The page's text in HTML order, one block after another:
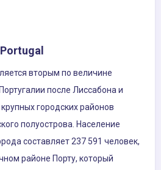
вторым по величине
после Лиссабона и
городских районов
полуострова. Население
составляет 237 591 человек,
районе Порту, который